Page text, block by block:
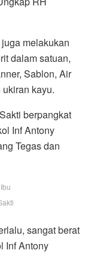
melakukan
dalam satuan,
Sablon, Air
kayu.
berpangkat
Inf Antony
Tegas dan
sangat berat
Inf Antony